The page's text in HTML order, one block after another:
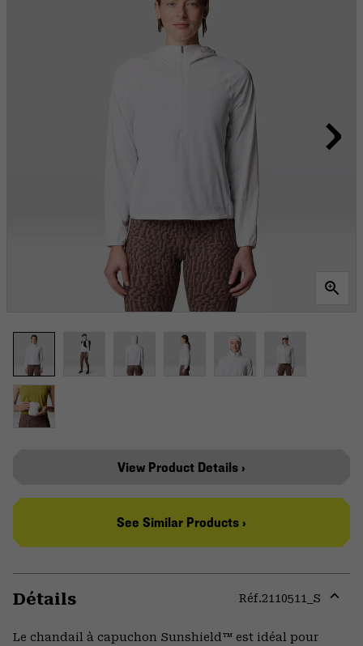
View Product Details ›
See Similar Products ›
Détails Réf.2110511_S
Le chandail à capuchon Sunshield™ est idéal pour